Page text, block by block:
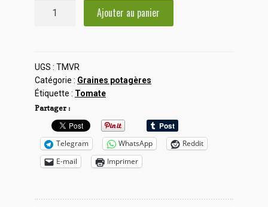
quantité
VR
Ajouter au panier
UGS : TMVR
Catégorie : Graines potagères
Étiquette : Tomate
Partager :
Telegram WhatsApp
Reddit
E-mail
Imprimer